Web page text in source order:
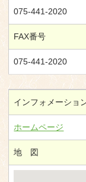
075-441-2020
FAX番号
075-441-2020
インフォメーショ
ホームページ
地 図